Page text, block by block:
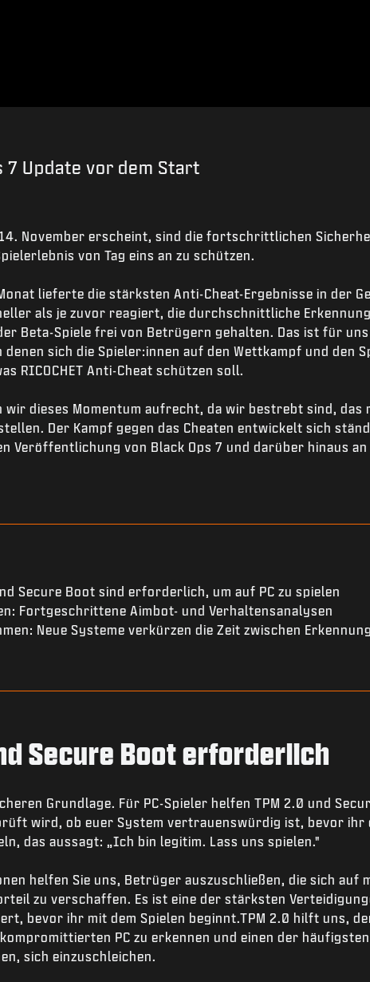
7 Update vor dem Start
November erscheint, sind die fortschrittlichen
von Tag eins an zu schützen.
lieferte die stärksten Anti-Cheat-Ergebnisse in der
als je zuvor reagiert, die durchschnittliche
Beta-Spiele frei von Betrügern gehalten. Das ist für
denen sich die Spieler:innen auf den Wettkampf und den
RICOCHET Anti-Cheat schützen soll.
dieses Momentum aufrecht, da wir bestrebt sind, das
Der Kampf gegen das Cheaten entwickelt sich
Veröffentlichung von Black Ops 7 und darüber hinaus an
Secure Boot sind erforderlich, um auf PC zu spielen
Fortgeschrittene Aimbot- und Verhaltensanalysen
Neue Systeme verkürzen die Zeit zwischen
Secure Boot erforderlich
Grundlage. Für PC-Spieler helfen TPM 2.0 und
wird, ob euer System vertrauenswürdig ist, bevor ihr
das aussagt: „Ich bin legitim. Lass uns spielen."
helfen Sie uns, Betrüger auszuschließen, die sich auf
zu verschaffen. Es ist eine der stärksten
bevor ihr mit dem Spielen beginnt.TPM 2.0 hilft uns,
PC zu erkennen und einen der
sich einzuschleichen.